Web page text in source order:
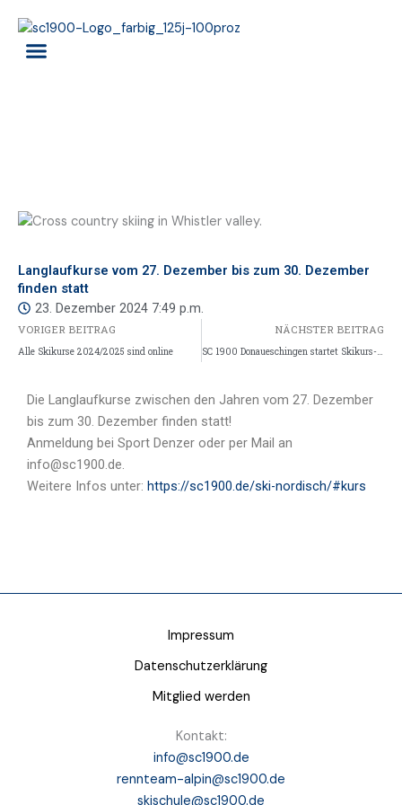
Inhalt
springen
Langlaufkurse vom 27. Dezember bis zum 30. Dezember
finden statt
23. Dezember 2024 7:49 p.m.
VORIGER BEITRAG
Alle Skikurse 2024/2025 sind online
NÄCHSTER BEITRAG
SC 1900 Donaueschingen startet Skikurs-Saison mit Erfolg
Die Langlaufkurse zwischen den Jahren vom 27. Dezember
bis zum 30. Dezember finden statt!
Anmeldung bei Sport Denzer oder per Mail an
info@sc1900.de.
Weitere Infos unter: https://sc1900.de/ski-nordisch/#kurs
Impressum
Datenschutzerklärung
Mitglied werden
Kontakt:
info@sc1900.de
rennteam-alpin@sc1900.de
skischule@sc1900.de